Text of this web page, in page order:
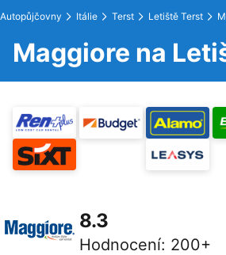
Autopůjčovny Itálie Terst Letiště Terst
Maggiore na
8.3
Hodnocení: 200+